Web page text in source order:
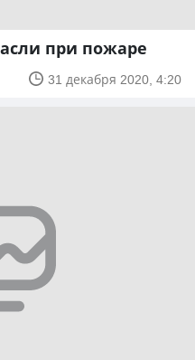
при пожаре
31 декабря 2020, 4:20